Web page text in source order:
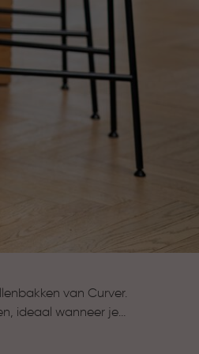
van Curver.
ideaal wanneer je
Zo wordt dagelijks